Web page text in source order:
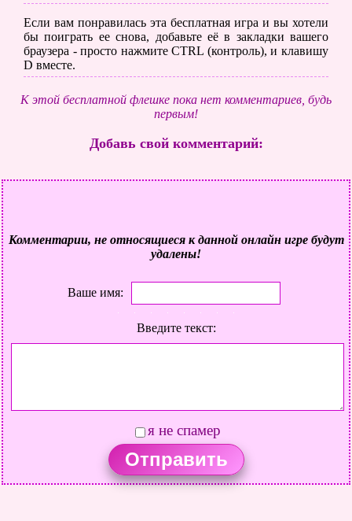
Если вам понравилась эта бесплатная игра и вы хотели
бы поиграть ее снова, добавьте её в закладки вашего
браузера - просто нажмите CTRL (контроль), и клавишу
D вместе.
К этой бесплатной флешке пока нет комментариев, будь
первым!
Добавь свой комментарий:
Комментарии, не относящиеся к данной онлайн игре будут
удалены!
Ваше имя:
Введите текст:
я не спамер